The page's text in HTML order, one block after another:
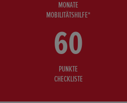
MONATE
MOBILITÄTSHILFE*
60
PUNKTE
CHECKLISTE